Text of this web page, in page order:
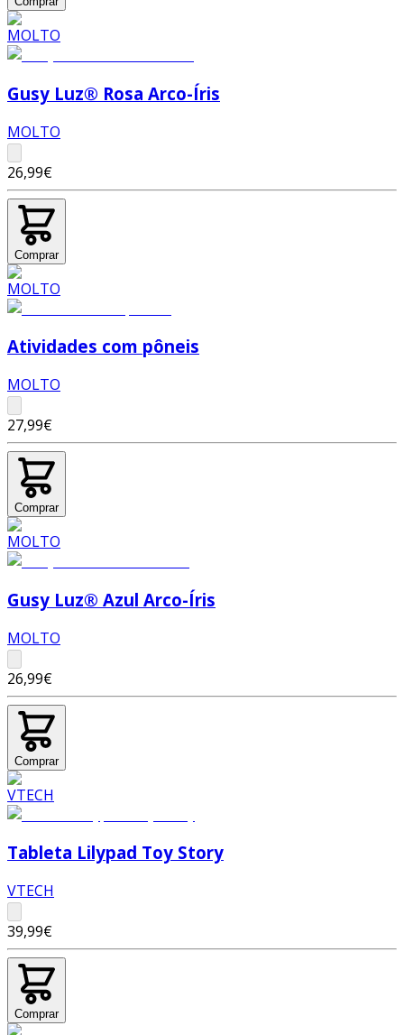
Gusy Luz® Rosa Arco-Íris
MOLTO
26,99€
Comprar
Atividades com pôneis
MOLTO
27,99€
Comprar
Gusy Luz® Azul Arco-Íris
MOLTO
26,99€
Comprar
Tableta Lilypad Toy Story
VTECH
39,99€
Comprar